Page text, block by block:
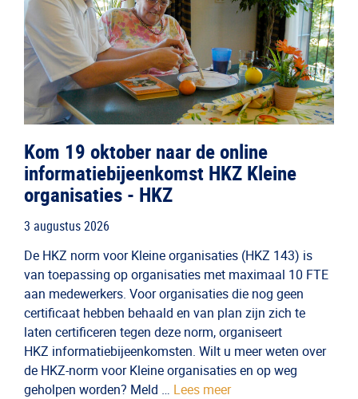
Kom 19 oktober naar de online
informatiebijeenkomst HKZ Kleine
organisaties - HKZ
3 augustus 2026
De HKZ norm voor Kleine organisaties (HKZ 143) is
van toepassing op organisaties met maximaal 10 FTE
aan medewerkers. Voor organisaties die nog geen
certificaat hebben behaald en van plan zijn zich te
laten certificeren tegen deze norm, organiseert
HKZ informatiebijeenkomsten. Wilt u meer weten over
de HKZ-norm voor Kleine organisaties en op weg
geholpen worden? Meld … Lees meer